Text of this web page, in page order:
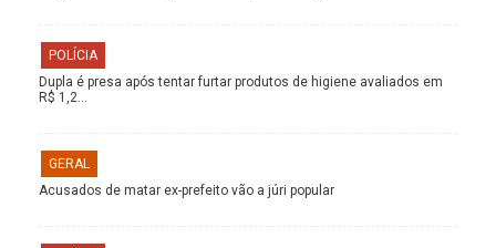
POLÍCIA
Dupla é presa após tentar furtar produtos de higiene avaliados em
R$ 1,2…
GERAL
Acusados de matar ex-prefeito vão a júri popular